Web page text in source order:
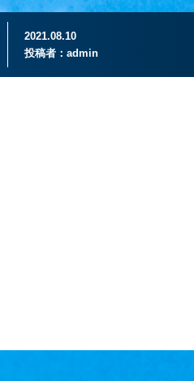
2021.08.10
投稿者： admin